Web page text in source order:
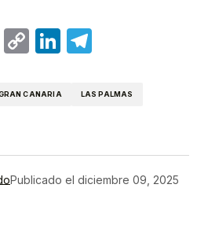
X
CopyLinkedIn
CANARIA LAS PALMAS
Publicado el diciembre 09, 2025